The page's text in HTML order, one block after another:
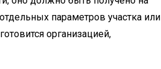
параметров участка или
организацией,